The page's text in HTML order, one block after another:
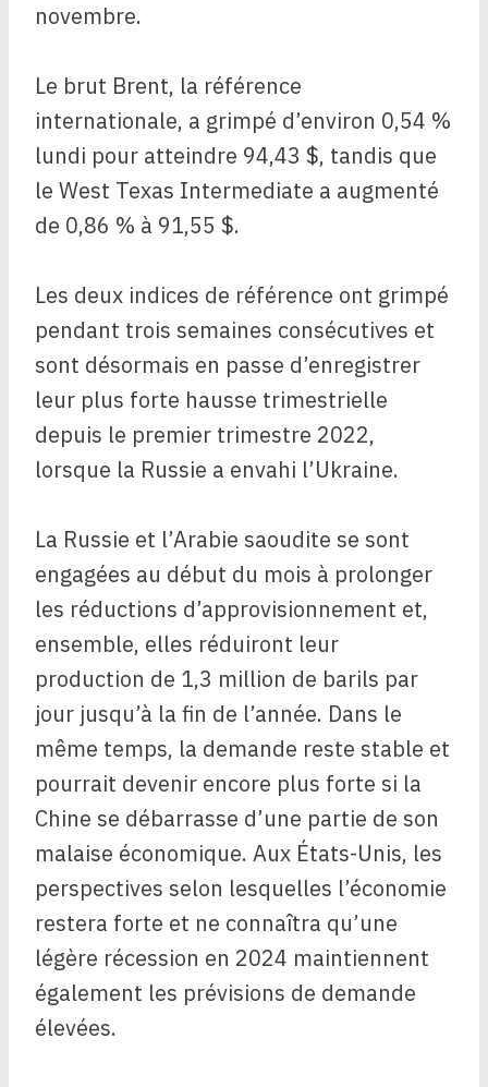
novembre.
Le brut Brent, la référence
internationale, a grimpé d’environ 0,54 %
lundi pour atteindre 94,43 $, tandis que
le West Texas Intermediate a augmenté
de 0,86 % à 91,55 $.
Les deux indices de référence ont grimpé
pendant trois semaines consécutives et
sont désormais en passe d’enregistrer
leur plus forte hausse trimestrielle
depuis le premier trimestre 2022,
lorsque la Russie a envahi l’Ukraine.
La Russie et l’Arabie saoudite se sont
engagées au début du mois à prolonger
les réductions d’approvisionnement et,
ensemble, elles réduiront leur
production de 1,3 million de barils par
jour jusqu’à la fin de l’année. Dans le
même temps, la demande reste stable et
pourrait devenir encore plus forte si la
Chine se débarrasse d’une partie de son
malaise économique. Aux États-Unis, les
perspectives selon lesquelles l’économie
restera forte et ne connaîtra qu’une
légère récession en 2024 maintiennent
également les prévisions de demande
élevées.